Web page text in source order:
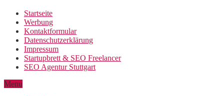
Startseite
Werbung
Kontaktformular
Datenschutzerklärung
Impressum
Startupbrett & SEO Freelancer
SEO Agentur Stuttgart
Menu